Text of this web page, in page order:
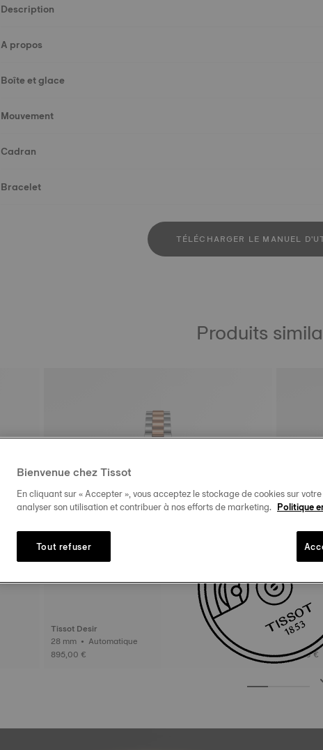
Description
A propos
Boîte et glace
Mouvement
Cadran
Bracelet
TÉLÉCHARGER LE MANUEL
Produits
Tissot Desir
28 mm • Automatique
895,00 €
Tissot
325,00 €
Bienvenue chez Tissot
En cliquant sur « Accepter », vous acceptez le stockage de cookies sur
analyser son utilisation et contribuer à nos efforts de marketing. Politique
Tout refuser